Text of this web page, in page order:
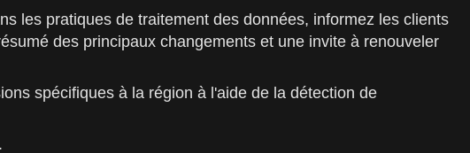
les pratiques de traitement des données, informez les clients
des principaux changements et une invite à renouveler
spécifiques à la région à l'aide de la détection de